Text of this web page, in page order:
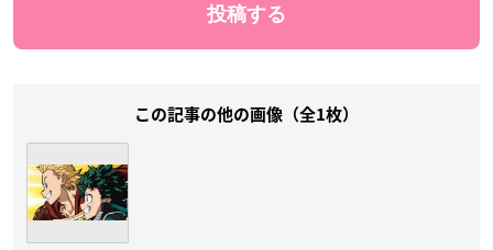
この記事の他の画像（全1枚）